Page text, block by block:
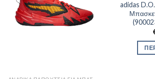
adidas